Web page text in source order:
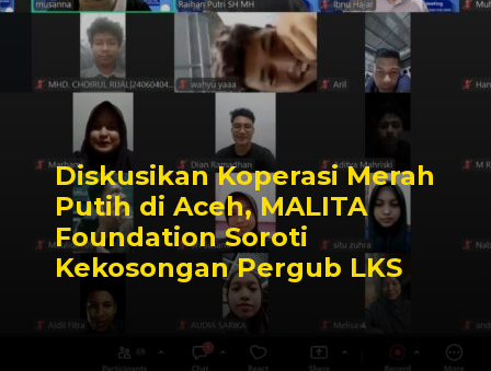
Diskusikan Koperasi Merah
Putih di Aceh, MALITA
Foundation Soroti
Kekosongan Pergub LKS